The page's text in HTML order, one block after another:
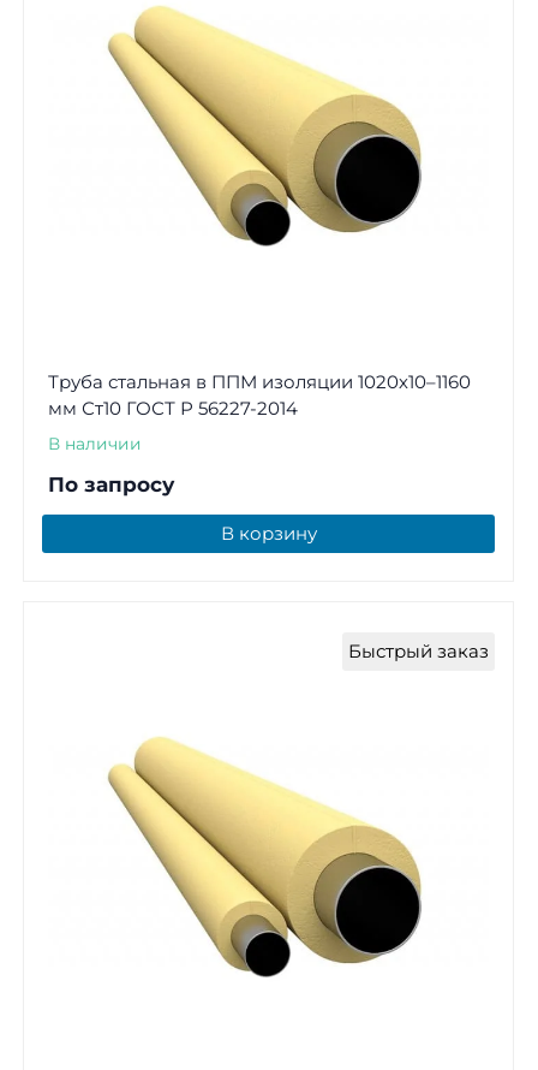
Труба стальная в ППМ изоляции 1020х10–1160
мм Ст10 ГОСТ Р 56227-2014
В наличии
По запросу
В корзину
Быстрый заказ